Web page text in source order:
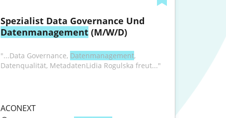
Datenmanagement (M/W/D)
"...Data Governance, Datenmanagement,
Datenqualität, MetadatenLidia Rogulska freut..."
ACONEXT